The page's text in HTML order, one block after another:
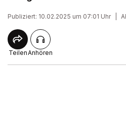
Publiziert: 10.02.2025 um 07:01 Uhr
TeilenAnhören